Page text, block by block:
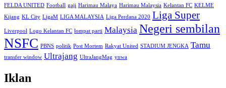
FELDA UNITED Football gaji Harimau Malaya Harimau Malaysia Kelantan FC KELME
Kijang KL City LigaM LIGA MALAYSIA Liga Perdana 2020 Liga Super
Liverpool Logo Kelantan FC lompat parti Malaysia Negeri sembilan
NSFC PBNS politik Post Mortem Rakyat United STADIUM JENGKA Tamu
transfer window Ultrajang UltraJangMag ynwa
Iklan